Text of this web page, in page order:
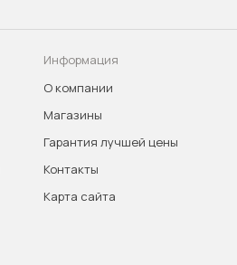
Информация
О компании
Магазины
Гарантия лучшей цены
Контакты
Карта сайта